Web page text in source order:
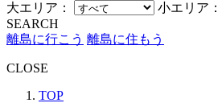
大エリア： 小エリア：
SEARCH
離島に行こう 離島に住もう
CLOSE
TOP